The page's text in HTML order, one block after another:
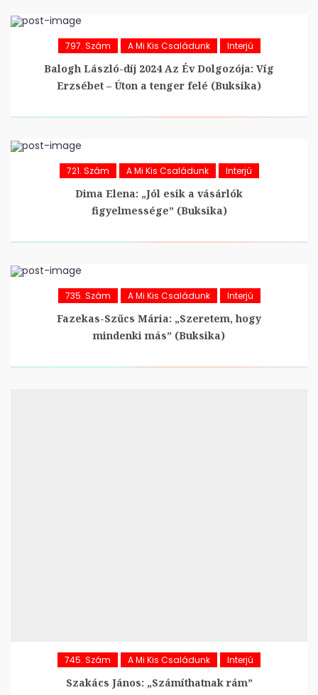
797. Szám A Mi Kis Családunk Interjú
Balogh László-díj 2024 Az Év Dolgozója: Víg
Erzsébet – Úton a tenger felé (Buksika)
721. Szám A Mi Kis Családunk Interjú
Dima Elena: „Jól esik a vásárlók
figyelmessége” (Buksika)
735. Szám A Mi Kis Családunk Interjú
Fazekas-Szűcs Mária: „Szeretem, hogy
mindenki más” (Buksika)
745. Szám A Mi Kis Családunk Interjú
Szakács János: „Számíthatnak rám”